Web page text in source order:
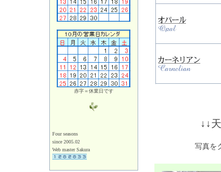
赤字＝休業日です
Four seasons
since 2005.02
Web master Sakura
↓↓
写真を